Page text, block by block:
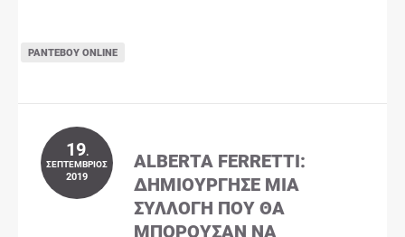
ΡΑΝΤΕΒΟΎ ONLINE
19.
ΣΕΠΤΈΜΒΡΙΟΣ
2019
ALBERTA FERRETTI:
ΔΗΜΙΟΎΡΓΗΣΕ ΜΊΑ
ΣΥΛΛΟΓΉ ΠΟΥ ΘΑ
ΜΠΟΡΟΎΣΑΝ ΝΑ